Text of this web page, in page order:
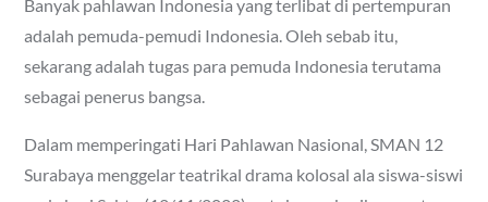
Banyak pahlawan Indonesia yang terlibat di pertempuran
adalah pemuda-pemudi Indonesia. Oleh sebab itu,
sekarang adalah tugas para pemuda Indonesia terutama
sebagai penerus bangsa.
Dalam memperingati Hari Pahlawan Nasional, SMAN 12
Surabaya menggelar teatrikal drama kolosal ala siswa-siswi